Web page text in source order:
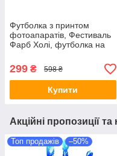
Футболка з принтом
фотоапаратів, Фестиваль
Фарб Холі, футболка на
Рекомендується на Holi
Fest!
299 ₴ 598 ₴
Купити
Акційні пропозиції
Топ продажів –50%